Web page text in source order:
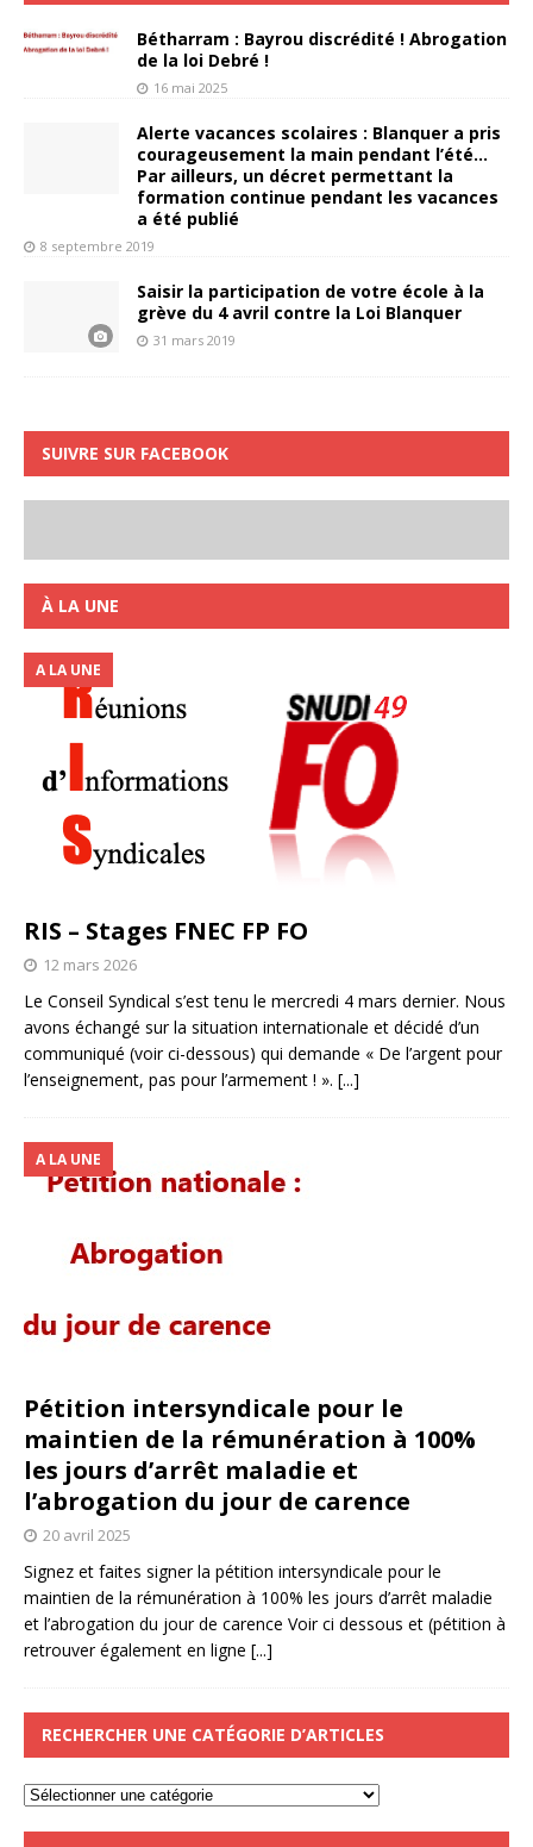
Bétharram : Bayrou discrédité ! Abrogation
de la loi Debré !
16 mai 2025
Alerte vacances scolaires : Blanquer a pris
courageusement la main pendant l’été…
Par ailleurs, un décret permettant la
formation continue pendant les vacances
a été publié
8 septembre 2019
Saisir la participation de votre école à la
grève du 4 avril contre la Loi Blanquer
31 mars 2019
SUIVRE SUR FACEBOOK
À LA UNE
RIS – Stages FNEC FP FO
A LA UNE
12 mars 2026
Le Conseil Syndical s’est tenu le mercredi 4 mars dernier. Nous
avons échangé sur la situation internationale et décidé d’un
communiqué (voir ci-dessous) qui demande « De l’argent pour
l’enseignement, pas pour l’armement ! ». [...]
Pétition intersyndicale pour le
maintien de la rémunération à 100%
les jours d’arrêt maladie et
l’abrogation du jour de carence
A LA UNE
20 avril 2025
Signez et faites signer la pétition intersyndicale pour le
maintien de la rémunération à 100% les jours d’arrêt maladie
et l’abrogation du jour de carence Voir ci dessous et (pétition à
retrouver également en ligne [...]
RECHERCHER UNE CATÉGORIE D’ARTICLES